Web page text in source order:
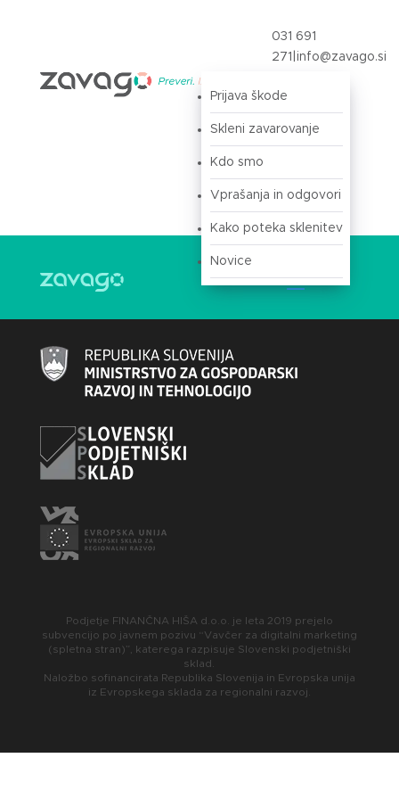
031 691
271 info@zavago.si
Prijava škode
Skleni zavarovanje
Kdo smo
Vprašanja in odgovori
Kako poteka sklenitev
Novice
Podjetje FINANČNA HIŠA d.o.o. je leta 2019 prejelo
subvencijo po javnem pozivu “Vavčer za digitalni marketing
(spletna stran)”, katerega razpisuje Slovenski podjetniški
sklad.
Naložbo sofinancirata Republika Slovenija in Evropska unija
iz Evropskega sklada za regionalni razvoj.